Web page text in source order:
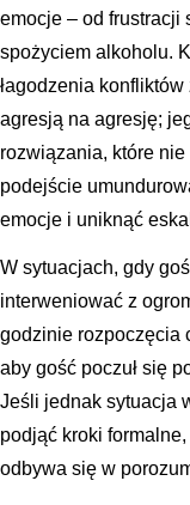
emocje – od frustracji
spożyciem alkoholu.
łagodzenia
agresją na agresję;
rozwiązania, które
podejście
emocje i uniknąć
W sytuacjach, gdy
interweniować z
godzinie rozpoczęcia
aby gość poczuł się
Jeśli jednak sytuacja
podjąć kroki
odbywa się w